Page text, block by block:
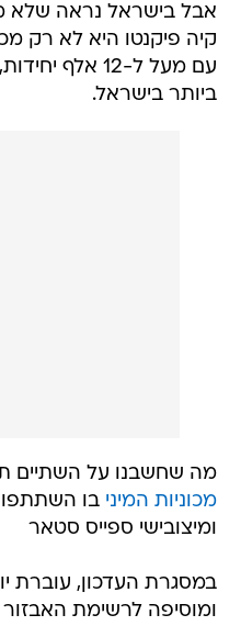
אבל בישראל נראה
קיה פיקנטו היא לא רק
עם מעל ל-12
ביותר בישראל.
מה שחשבנו על השתיים
מכוניות המיני
ומיצובישי ספייס סטאר
במסגרת העדכון, עוברת
ומוסיפה לרשימת